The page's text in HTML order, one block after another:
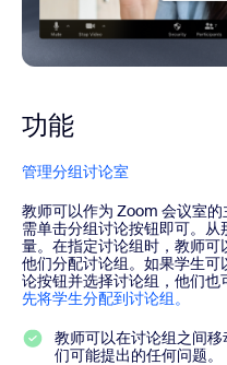
功能
管理分组讨论室
教师可以作为 Zoom 会议室
需单击分组讨论按钮即可。
量。在指定讨论组时，教师
他们分配讨论组。如果学生
论按钮并选择讨论组，他们也
先将学生分配到讨论组。
教师可以在讨论组之间
们可能提出的任何问题。